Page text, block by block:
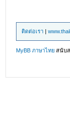
ติดต่อเรา |
MyBB ภาษาไทย สนับ